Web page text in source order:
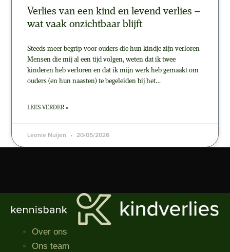
Verlies van een kind en levend verlies –
wat vaak onzichtbaar blijft
Steeds meer begrip voor ouders die hun kindje zijn verloren
Mensen die mij al een tijd volgen, weten dat ik twee
kinderen heb verloren en dat ik mijn werk heb gemaakt om
ouders (en hun naasten) te begeleiden bij het…
LEES VERDER »
Leonie Nuijen 20/05/2026
Over ons
Ons team